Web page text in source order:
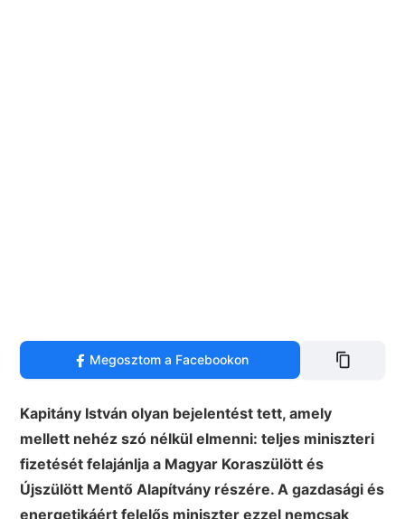
Megosztom a Facebookon
Kapitány István olyan bejelentést tett, amely
mellett nehéz szó nélkül elmenni: teljes miniszteri
fizetését felajánlja a Magyar Koraszülött és
Újszülött Mentő Alapítvány részére. A gazdasági és
energetikáért felelős miniszter ezzel nemcsak